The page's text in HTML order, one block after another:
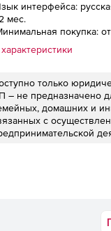
интерфейса:
мес.
покупка:
только
– не предназначено
домашних и
с